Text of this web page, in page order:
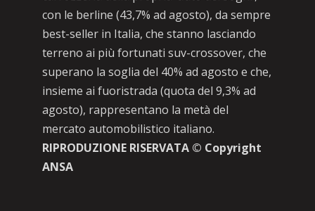
con le berline (43,7% ad agosto), da sempre
best-seller in Italia, che stanno lasciando
terreno ai più fortunati suv-crossover, che
superano la soglia del 40% ad agosto e che,
insieme ai fuoristrada (quota del 9,3% ad
agosto), rappresentano la metà del
mercato automobilistico italiano.
RIPRODUZIONE RISERVATA © Copyright
ANSA